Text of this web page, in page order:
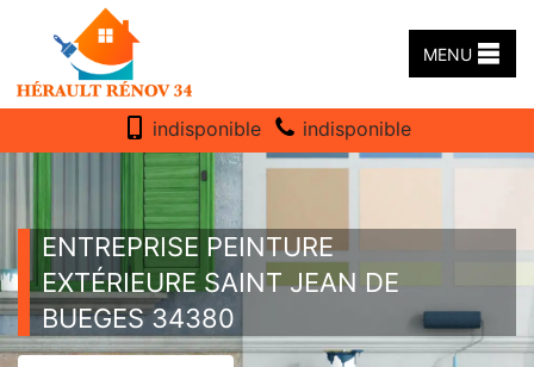
MENU
indisponible indisponible
ENTREPRISE PEINTURE
EXTÉRIEURE SAINT JEAN DE
BUEGES 34380